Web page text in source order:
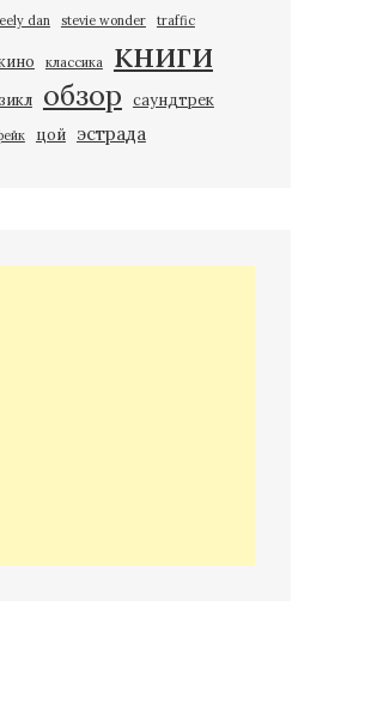
dan stevie wonder traffic
классика книги
обзор саундтрек
цой эстрада